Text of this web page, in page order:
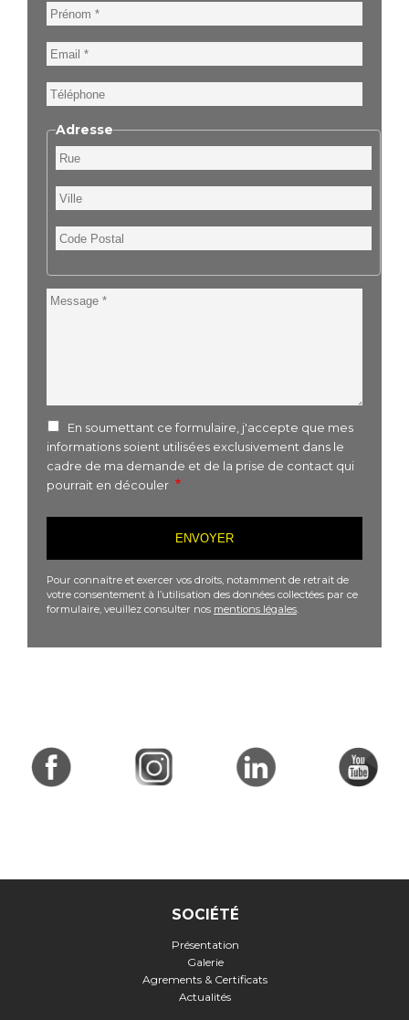
Prénom
Email
Téléphone
Adresse
Rue
Ville
Code
Postal
Message
En soumettant ce formulaire, j'accepte que mes
informations soient utilisées exclusivement dans le
cadre de ma demande et de la prise de contact qui
pourrait en découler
Pour connaitre et exercer vos droits, notamment de retrait de
votre consentement à l’utilisation des données collectées par ce
formulaire, veuillez consulter nos mentions légales
SOCIÉTÉ
Présentation
Galerie
Agrements & Certificats
Actualités